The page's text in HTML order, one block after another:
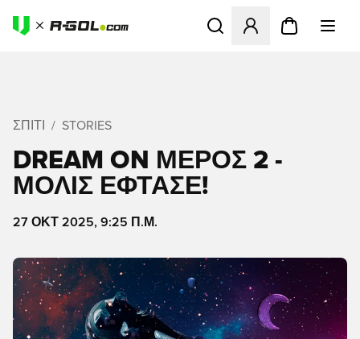
Ανοίγει ένα Modal για να
ΣΠΊΤΙ STORIES
DREAM ON ΜΈΡΟΣ 2 -
ΜΌΛΙΣ ΈΦΤΑΣΕ!
27 ΟΚΤ 2025, 9:25 Π.Μ.